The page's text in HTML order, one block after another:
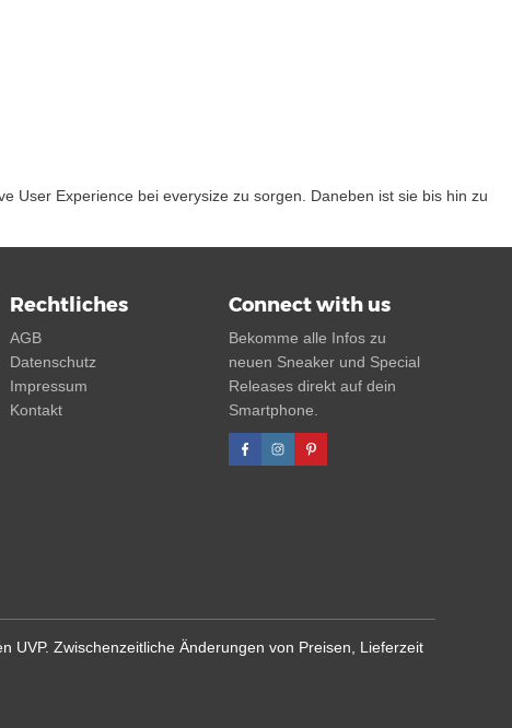
User Experience bei everysize zu sorgen. Daneben ist sie bis hin zu
Rechtliches
AGB
Datenschutz
Impressum
Kontakt
Connect with us
Bekomme alle Infos zu
neuen Sneaker und Special
Releases direkt auf dein
Smartphone.
UVP. Zwischenzeitliche Änderungen von Preisen, Lieferzeit